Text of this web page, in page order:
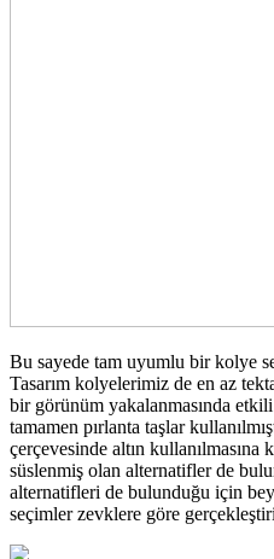
Bu sayede tam uyumlu bir kolye
Tasarım kolyelerimiz de en az
bir görünüm yakalanmasında
tamamen pırlanta taşlar
çerçevesinde altın kullanılmasına
süslenmiş olan alternatifler de
alternatifleri de bulunduğu için
seçimler zevklere göre